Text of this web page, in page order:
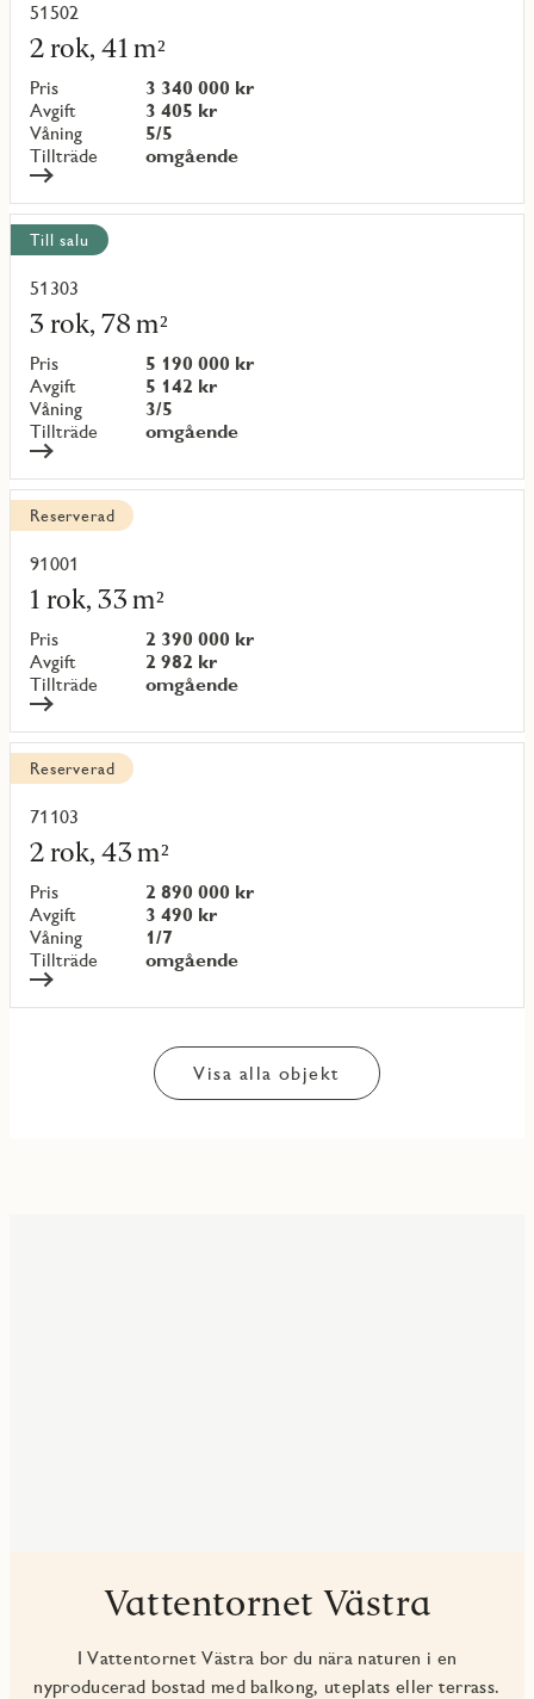
51502
2 rok, 41 m²
Pris
3 340 000 kr
Avgift
3 405 kr
Våning
5/5
Tillträde
omgående
Läs
mer
om
objekt
{objectNumber}
Till salu
51303
3 rok, 78 m²
Pris
5 190 000 kr
Avgift
5 142 kr
Våning
3/5
Tillträde
omgående
Läs
mer
om
objekt
{objectNumber}
Reserverad
91001
1 rok, 33 m²
Pris
2 390 000 kr
Avgift
2 982 kr
Tillträde
omgående
Läs
mer
om
objekt
{objectNumber}
Reserverad
71103
2 rok, 43 m²
Pris
2 890 000 kr
Avgift
3 490 kr
Våning
1/7
Tillträde
omgående
Läs
mer
om
objekt
{objectNumber}
Visa alla objekt
Vattentornet Västra
I Vattentornet Västra bor du nära naturen i en
nyproducerad bostad med balkong, uteplats eller terrass.